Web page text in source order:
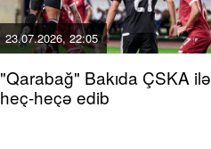
23.07.2026, 22:05
"Qarabağ" Bakıda ÇSKA ilə
heç-heçə edib